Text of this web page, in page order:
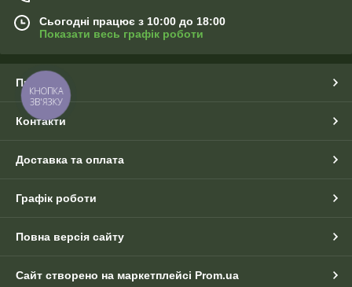
Сьогодні працює з 10:00 до 18:00
Показати весь графік роботи
Про нас
Контакти
Доставка та оплата
Графік роботи
Повна версія сайту
Сайт створено на маркетплейсі Prom.ua
КНОПКА
ЗВ'ЯЗКУ